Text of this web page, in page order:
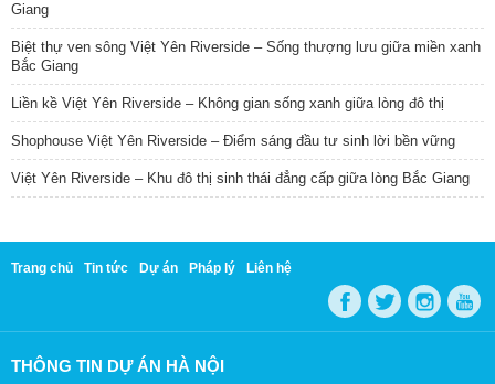
Giang
Biệt thự ven sông Việt Yên Riverside – Sống thượng lưu giữa miền xanh
Bắc Giang
Liền kề Việt Yên Riverside – Không gian sống xanh giữa lòng đô thị
Shophouse Việt Yên Riverside – Điểm sáng đầu tư sinh lời bền vững
Việt Yên Riverside – Khu đô thị sinh thái đẳng cấp giữa lòng Bắc Giang
Trang chủ Tin tức Dự án Pháp lý Liên hệ
THÔNG TIN DỰ ÁN HÀ NỘI